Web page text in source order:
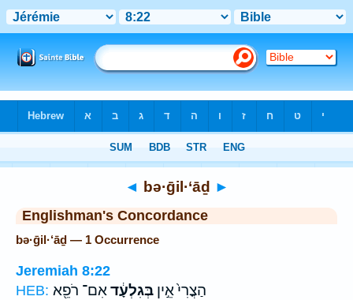
◄ bə·ḡil·‘āḏ ►
Englishman's Concordance
bə·ḡil·‘āḏ — 1 Occurrence
Jeremiah 8:22
HEB:
הַצֳרִי֙ אֵ֣ין בְּגִלְעָ֔דאִם־ רֹפֵ֖א